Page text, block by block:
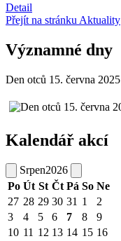
Detail
Přejít na stránku Aktuality
Významné dny
Den otců 15. června 2025
Kalendář akcí
Srpen2026
Po Út St Čt Pá So Ne
27 28 29 30 31 1
2
3
4 5 6 7 8
9
10 11 12 13 14 15 16